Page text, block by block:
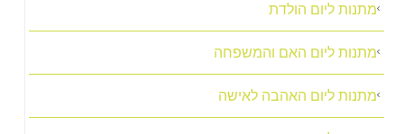
מתנות ליום הולדת
מתנות ליום האם והמשפחה
מתנות ליום האהבה לאישה